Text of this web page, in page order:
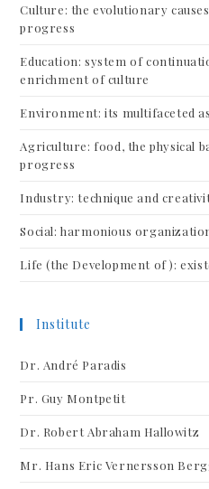
Culture: the evolutionary
progress
Education: system of
enrichment of culture
Environment: its multifaceted
Agriculture: food, the physical
progress
Industry: technique and
Social: harmonious
Life (the Development of ):
Institute
Dr. André Paradis
Pr. Guy Montpetit
Dr. Robert Abraham Hallowitz
Mr. Hans Eric Vernersson